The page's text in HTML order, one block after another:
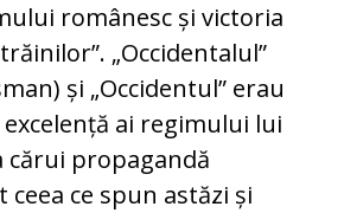
românesc și victoria
„Occidentalul”
și „Occidentul” erau
ai regimului lui
cărui propagandă
ceea ce spun astăzi și